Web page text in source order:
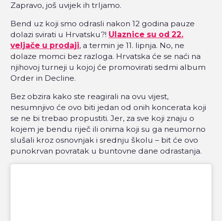
Zapravo, još uvijek ih trljamo.
Bend uz koji smo odrasli nakon 12 godina pauze
dolazi svirati u Hrvatsku?! Ulaznice su od 22.
veljače u prodaji, a termin je 11. lipnja. No, ne
dolaze momci bez razloga. Hrvatska će se naći na
njihovoj turneji u kojoj će promovirati sedmi album
Order in Decline.
Bez obzira kako ste reagirali na ovu vijest,
nesumnjivo će ovo biti jedan od onih koncerata koji
se ne bi trebao propustiti. Jer, za sve koji znaju o
kojem je bendu riječ ili onima koji su ga neumorno
slušali kroz osnovnjak i srednju školu – bit će ovo
punokrvan povratak u buntovne dane odrastanja.